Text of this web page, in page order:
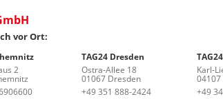
vor Ort:
2
TAG24 Dresden
Ostra-Allee 18
01067 Dresden
+49 351 888-2424
Karl-
04107
+49